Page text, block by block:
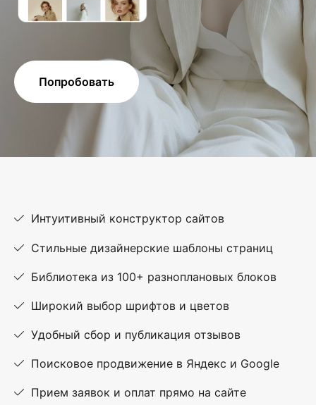
Попробовать
Интуитивный конструктор сайтов
Стильные дизайнерские шаблоны страниц
Библиотека из 100+ разноплановых блоков
Широкий выбор шрифтов и цветов
Удобный сбор и публикация отзывов
Поисковое продвижение в Яндекс и Google
Прием заявок и оплат прямо на сайте